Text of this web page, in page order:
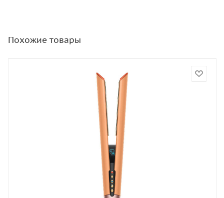
Похожие товары